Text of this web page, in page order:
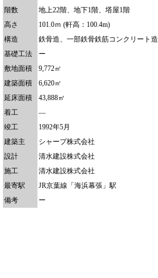
階数
地上22階、地下1階、塔屋1階
高さ
101.0ｍ (軒高：100.4m)
構造
鉄骨造、一部鉄骨鉄筋コンクリート造
基礎工法
ー
敷地面積
9,772㎡
建築面積
6,620㎡
延床面積
43,888㎡
着工
―
竣工
1992年5月
建築主
シャープ株式会社
設計
清水建設株式会社
施工
清水建設株式会社
最寄駅
JR京葉線「海浜幕張」駅
備考
ー